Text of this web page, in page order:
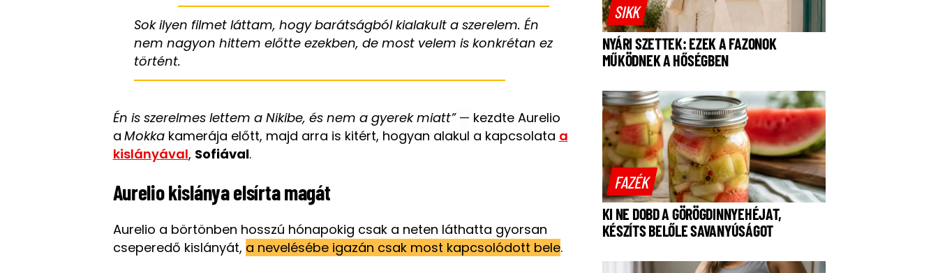
Sok ilyen filmet láttam, hogy barátságból kialakult a szerelem. Én
nem nagyon hittem előtte ezekben, de most velem is konkrétan ez
történt.
Én is szerelmes lettem a Nikibe, és nem a gyerek miatt” — kezdte Aurelio
a Mokkakamerája előtt, majd arra is kitért, hogyan alakul a kapcsolata a
kislányával, Sofiával.
Aurelio kislánya elsírta magát
Aurelio a börtönben hosszú hónapokig csak a neten láthatta gyorsan
cseperedő kislányát, a nevelésébe igazán csak most kapcsolódott bele.
SIKK
NYÁRI SZETTEK: EZEK A FAZONOK
MŰKÖDNEK A HŐSÉGBEN
FAZÉK
KI NE DOBD A GÖRÖGDINNYEHÉJAT,
KÉSZÍTS BELŐLE SAVANYÚSÁGOT